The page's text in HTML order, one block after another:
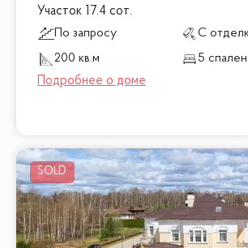
Участок 17.4 сот.
По запросу
С
200 кв.м
5 спален